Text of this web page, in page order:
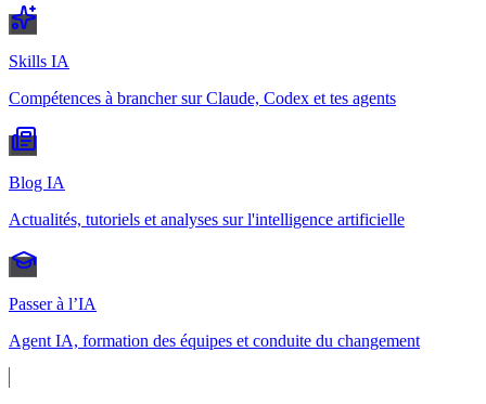
Skills IA
Compétences à brancher sur Claude, Codex et tes agents
Blog IA
Actualités, tutoriels et analyses sur l'intelligence artificielle
Passer à l’IA
Agent IA, formation des équipes et conduite du changement